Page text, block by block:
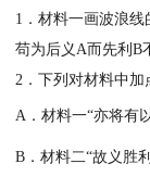
1．材料一画波浪
苟为后义A而先利B
2．下列对材料中
A．材料一“亦将有
B．材料二“故义胜